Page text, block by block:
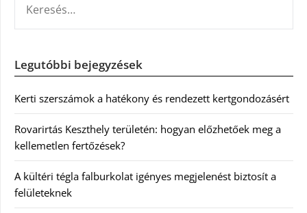
Legutóbbi bejegyzések
Kerti szerszámok a hatékony és rendezett kertgondozásért
Rovarirtás Keszthely területén: hogyan előzhetőek meg a
kellemetlen fertőzések?
A kültéri tégla falburkolat igényes megjelenést biztosít a
felületeknek